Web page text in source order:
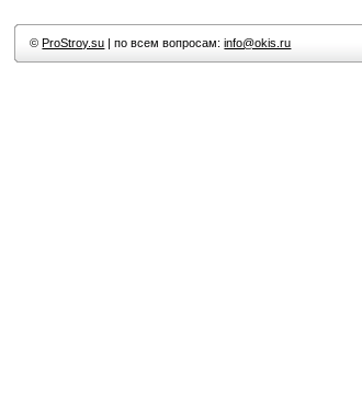
©ProStroy.su | по всем вопросам:info@okis.ru